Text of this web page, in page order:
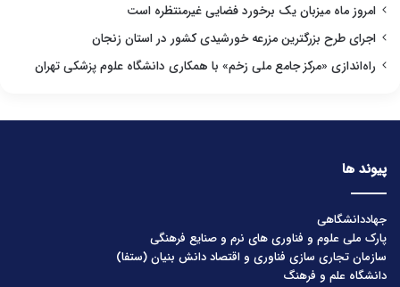
امروز ماه میزبان یک برخورد فضایی غیرمنتظره است
اجرای طرح بزرگترین مزرعه خورشیدی کشور در استان زنجان
راه‌اندازی «مرکز جامع ملی زخم» با همکاری دانشگاه علوم پزشکی تهران
پیوند ها
جهاددانشگاهی
پارک ملی علوم و فناوری های نرم و صنایع فرهنگی
سازمان تجاری سازی فناوری و اقتصاد دانش بنیان (ستفا)
دانشگاه علم و فرهنگ